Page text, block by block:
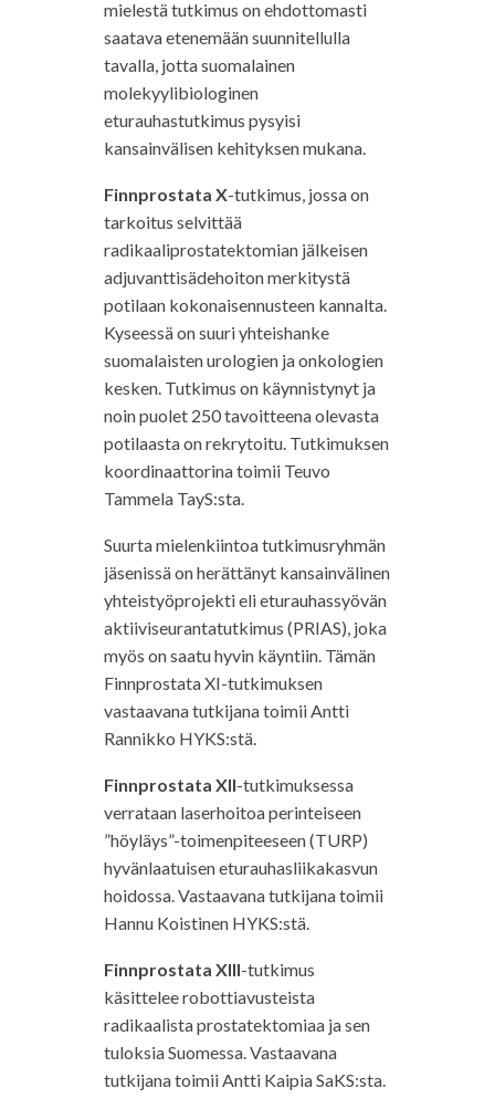
mielestä tutkimus on ehdottomasti
saatava etenemään suunnitellulla
tavalla, jotta suomalainen
molekyylibiologinen
eturauhastutkimus pysyisi
kansainvälisen kehityksen mukana.
Finnprostata X-tutkimus, jossa on
tarkoitus selvittää
radikaaliprostatektomian jälkeisen
adjuvanttisädehoiton merkitystä
potilaan kokonaisennusteen kannalta.
Kyseessä on suuri yhteishanke
suomalaisten urologien ja onkologien
kesken. Tutkimus on käynnistynyt ja
noin puolet 250 tavoitteena olevasta
potilaasta on rekrytoitu. Tutkimuksen
koordinaattorina toimii Teuvo
Tammela TayS:sta.
Suurta mielenkiintoa tutkimusryhmän
jäsenissä on herättänyt kansainvälinen
yhteistyöprojekti eli eturauhassyövän
aktiiviseurantatutkimus (PRIAS), joka
myös on saatu hyvin käyntiin. Tämän
Finnprostata XI-tutkimuksen
vastaavana tutkijana toimii Antti
Rannikko HYKS:stä.
Finnprostata XII-tutkimuksessa
verrataan laserhoitoa perinteiseen
”höyläys”-toimenpiteeseen (TURP)
hyvänlaatuisen eturauhasliikakasvun
hoidossa. Vastaavana tutkijana toimii
Hannu Koistinen HYKS:stä.
Finnprostata XIII-tutkimus
käsittelee robottiavusteista
radikaalista prostatektomiaa ja sen
tuloksia Suomessa. Vastaavana
tutkijana toimii Antti Kaipia SaKS:sta.